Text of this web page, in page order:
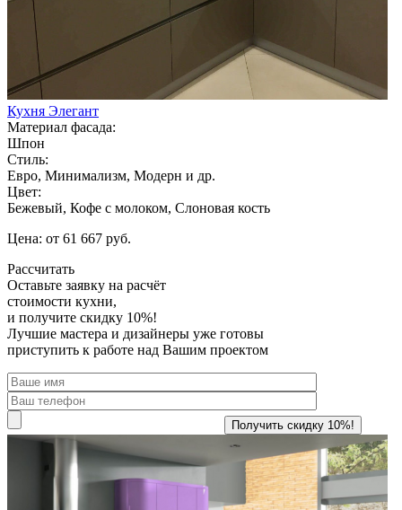
Кухня Элегант
Материал фасада:
Шпон
Стиль:
Евро, Минимализм, Модерн и др.
Цвет:
Бежевый, Кофе с молоком, Слоновая кость
Цена: от 61 667 руб.
Рассчитать
Оставьте заявку на расчёт
стоимости кухни,
и получите скидку 10%!
Лучшие мастера и дизайнеры уже готовы
приступить к работе над Вашим проектом